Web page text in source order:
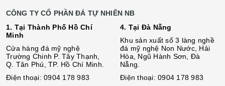
CÔNG TY CỔ PHẦN ĐÁ TỰ NHIÊN NB
1. Tại Thành Phố Hồ Chí
Minh
Cửa hàng đá mỹ nghệ
Trường Chinh P. Tây Thạnh,
Q. Tân Phú, TP. Hồ Chí Minh.
Điện thoại: 0904 178 983
4. Tại Đà Nẵng
Khu sản xuất số 3 làng nghề
đá mỹ nghệ Non Nước, Hải
Hòa, Ngũ Hành Sơn, Đà
Nẵng.
Điện thoại: 0904 178 983